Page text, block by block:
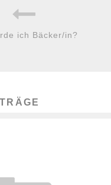
ich Bäcker/in?